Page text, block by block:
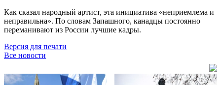
Как сказал народный артист, эта инициатива «неприемлема и
неправильна». По словам Запашного, канадцы постоянно
переманивают из России лучшие кадры.
Версия для печати
Все новости